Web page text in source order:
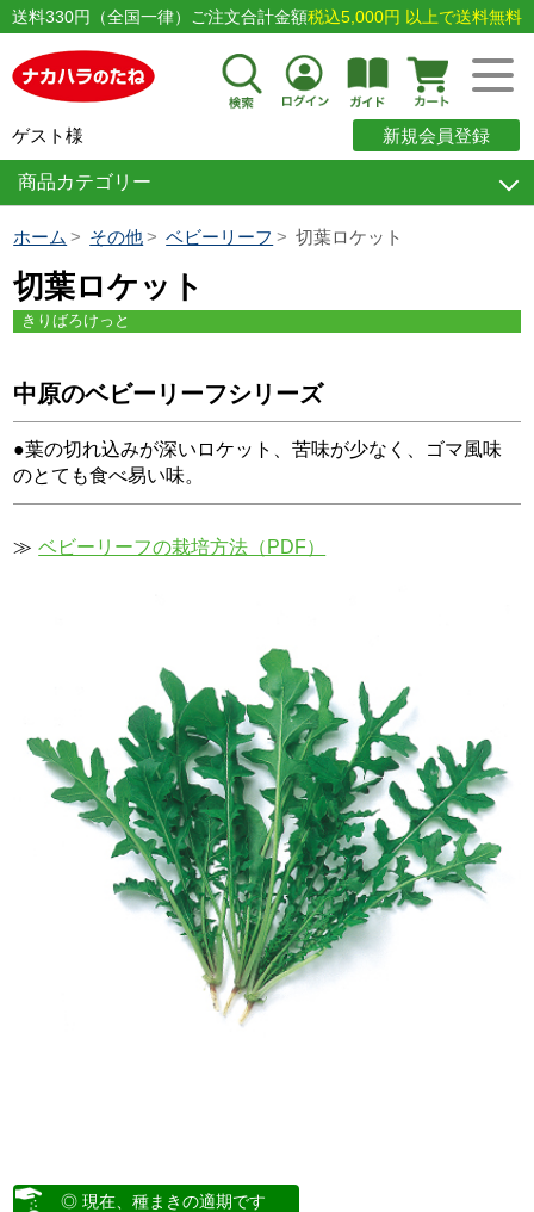
送料330円（全国一律）ご注文合計金額税込5,000円 以上で送料無料
ゲスト様 新規会員登録
商品カテゴリー
ホーム その他 ベビーリーフ 切葉ロケット
切葉ロケット
きりばろけっと
中原のベビーリーフシリーズ
●葉の切れ込みが深いロケット、苦味が少なく、ゴマ風味
のとても食べ易い味。
≫ ベビーリーフの栽培方法（PDF）
◎ 現在、種まきの適期です